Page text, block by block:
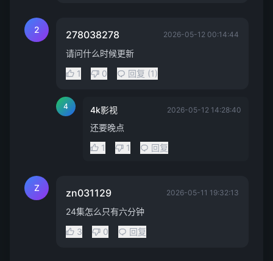
2 278038278 2026-05-12 00:14:44
请问什么时候更新
1
0 回复 (1)
4 4k影视 2026-05-12 14:28:40
还要晚点
1
1 回复
Z zn031129 2026-05-11 19:32:13
24集怎么只有六分钟
3
0 回复